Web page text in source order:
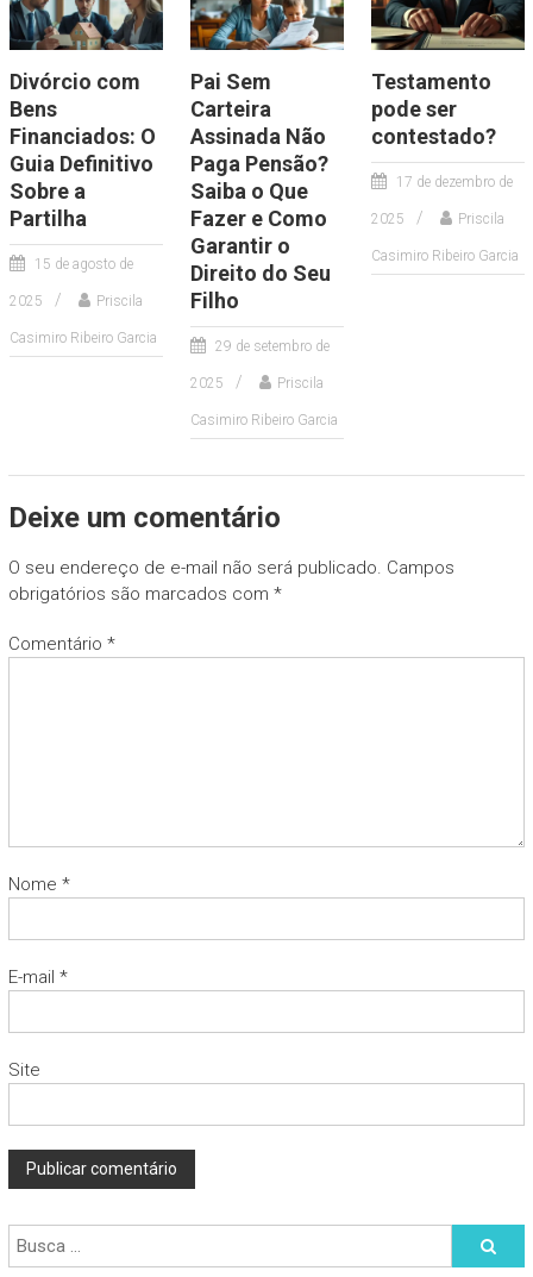
Divórcio com
Bens
Financiados: O
Guia Definitivo
Sobre a
Partilha
15 de agosto de
2025 Priscila
Casimiro Ribeiro Garcia
Pai Sem
Carteira
Assinada Não
Paga Pensão?
Saiba o Que
Fazer e Como
Garantir o
Direito do Seu
Filho
29 de setembro de
2025 Priscila
Casimiro Ribeiro Garcia
Testamento
pode ser
contestado?
17 de dezembro de
2025 Priscila
Casimiro Ribeiro Garcia
Deixe um comentário
O seu endereço de e-mail não será publicado. Campos
obrigatórios são marcados com *
Comentário *
Nome *
E-mail *
Site